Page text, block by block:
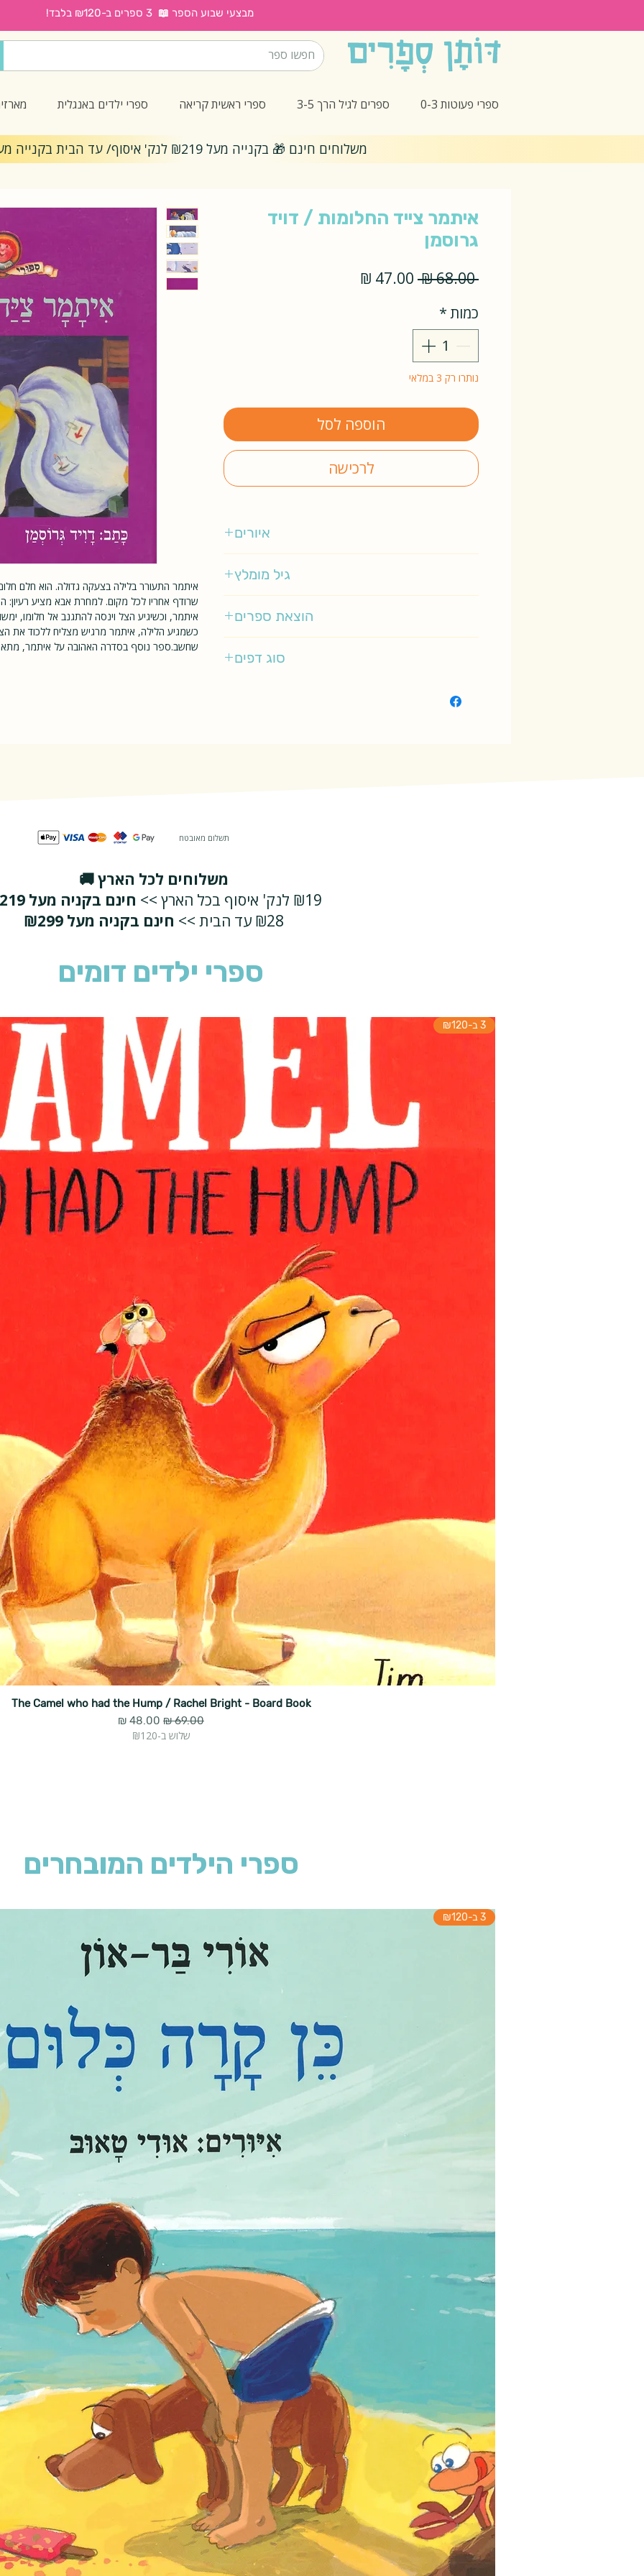
מבצעי שבוע הספר 📖 3 ספרים ב-₪120 בלבד!
ספרי פעוטות 0-3 ספרים לגיל הרך 3-5 ספרי ראשית קריאה ספרי ילדים באנגלית
משלוחים חינם 🎁 בקנייה מעל ₪219 לנק' איסוף/ עד הבית בקנייה מעל ₪299
שחשב.ספר נוסף בסדרה האהובה על איתמר,
איתמר צייד החלומות / דויד
גרוסמן
‏68.00 ‏₪
מחיר
כמות*
נותרו רק 3 במלאי
הוספה לסל
לרכישה
איורים
גיל מומלץ
הוצאת ספרים
סוג דפים
תשלום מאובטח
משלוחים לכל הארץ 🚚
₪19 לנק' איסוף בכל הארץ >>
חינם בקניה מעל ₪219
₪28 עד הבית >>
חינם בקניה מעל ₪299
ספרי ילדים דומים
3 ב-₪120
The Camel who had the Hump / Rachel Bright - Board Book
מחיר רגיל מחיר מבצע
שלוש ב-₪120
ספרי הילדים המובחרים
3 ב-₪120